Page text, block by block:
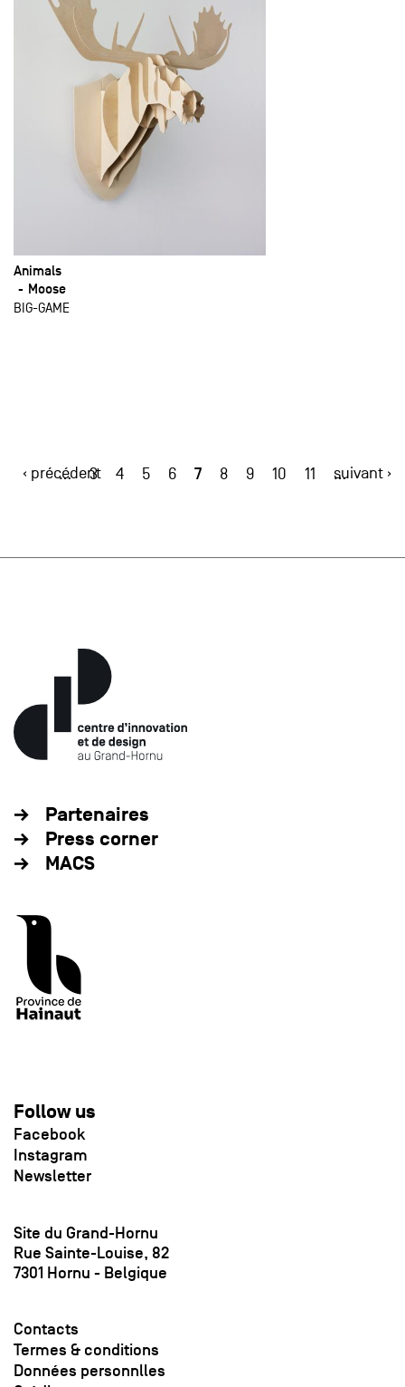
Animals
Moose
BIG-GAME
‹ précédent
… 3 4 5 6 7 8 9 10 11 …
suivant ›
Partenaires
Press corner
MACS
Follow us
Facebook
Instagram
Newsletter
Site du Grand-Hornu
Rue Sainte-Louise, 82
7301 Hornu - Belgique
Contacts
Termes & conditions
Données personnlles